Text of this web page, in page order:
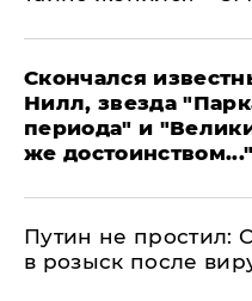
Скончался
Нилл, звезда
периода" и
же достоинством..."
Путин не простил:
в розыск после